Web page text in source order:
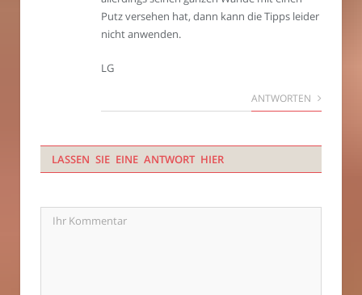
Putz versehen hat, dann kann die Tipps leider
nicht anwenden.
LG
ANTWORTEN
LASSEN SIE EINE ANTWORT HIER